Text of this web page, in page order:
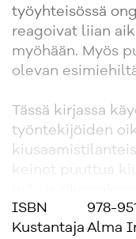
työyhteisössä
reagoivat liian
myöhään. Myös
olevan
Tässä kirjassa
työntekijöiden
Juridisten
ottamaan
ISBN
978-
Kustantaja Alma